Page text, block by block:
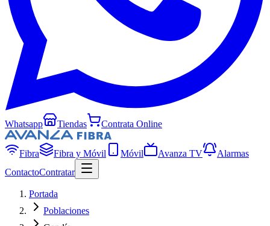
Whatsapp Tiendas Contrata Online
Fibra Fibra y Móvil Móvil Avanza TV
Alarmas
ContactoContratar
Portada
Poblaciones